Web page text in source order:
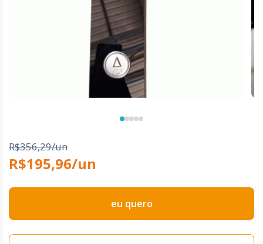
R$356,29/un
R$195,96/un
eu quero